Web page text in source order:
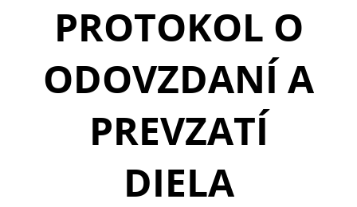
PROTOKOL O
ODOVZDANÍ A
PREVZATÍ
DIELA